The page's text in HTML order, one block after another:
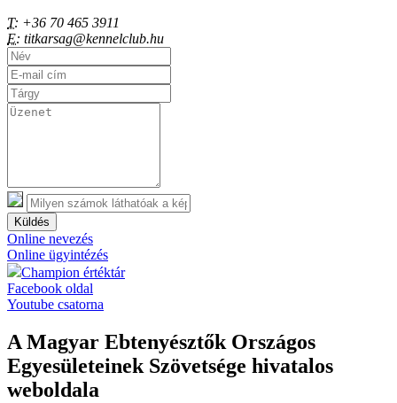
T: +36 70 465 3911
E: titkarsag@kennelclub.hu
Küldés
Online nevezés
Online ügyintézés
Champion értéktár
Facebook oldal
Youtube csatorna
A Magyar Ebtenyésztők Országos
Egyesületeinek Szövetsége hivatalos
weboldala